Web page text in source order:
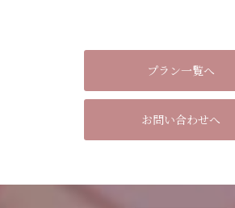
プラン一覧へ
お問い合わせへ